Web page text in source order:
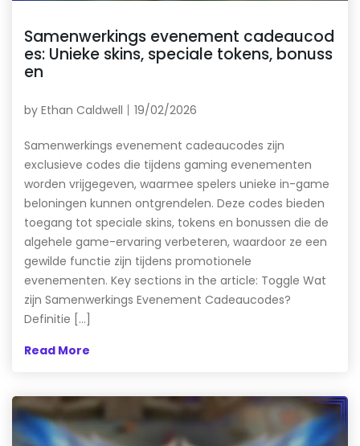
Samenwerkings evenement cadeaucod
es: Unieke skins, speciale tokens, bonuss
en
by Ethan Caldwell 19/02/2026
Samenwerkings evenement cadeaucodes zijn
exclusieve codes die tijdens gaming evenementen
worden vrijgegeven, waarmee spelers unieke in-game
beloningen kunnen ontgrendelen. Deze codes bieden
toegang tot speciale skins, tokens en bonussen die de
algehele game-ervaring verbeteren, waardoor ze een
gewilde functie zijn tijdens promotionele
evenementen. Key sections in the article: Toggle Wat
zijn Samenwerkings Evenement Cadeaucodes?
Definitie […]
Read More